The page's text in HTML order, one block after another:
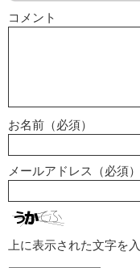
コメント
お名前（必須）
メールアドレス（必須
上に表示された文字を